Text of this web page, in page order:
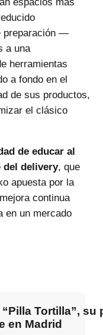
preparación —
a una
herramientas
a fondo en el
de sus productos,
el clásico
de educar al
del delivery, que
apuesta por la
continua
en un mercado
“Pilla Tortilla”, su
en Madrid